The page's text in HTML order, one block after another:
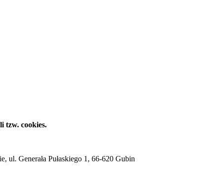
tzw. cookies.
ul. Generała Pułaskiego 1, 66-620 Gubin